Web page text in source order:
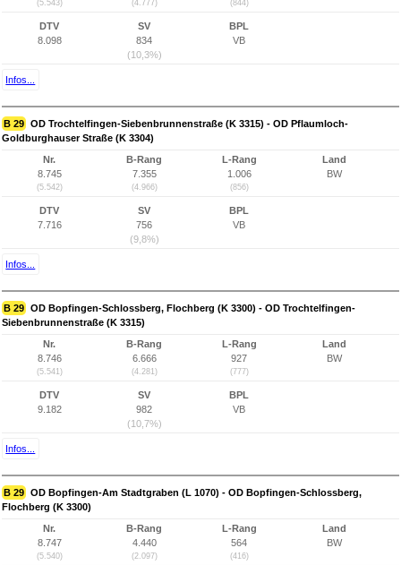
(5.543) (4.777) (844)
DTV
8.098
SV
834
(10,3%)
BPL
VB
Infos...
B 29 OD Trochtelfingen-Siebenbrunnenstraße (K 3315) - OD Pflaumloch-
Goldburghauser Straße (K 3304)
Nr.
8.745
(5.542)
B-Rang
7.355
(4.966)
L-Rang
1.006
(856)
Land
BW
DTV
7.716
SV
756
(9,8%)
BPL
VB
Infos...
B 29 OD Bopfingen-Schlossberg, Flochberg (K 3300) - OD Trochtelfingen-
Siebenbrunnenstraße (K 3315)
Nr.
8.746
(5.541)
B-Rang
6.666
(4.281)
L-Rang
927
(777)
Land
BW
DTV
9.182
SV
982
(10,7%)
BPL
VB
Infos...
B 29 OD Bopfingen-Am Stadtgraben (L 1070) - OD Bopfingen-Schlossberg,
Flochberg (K 3300)
Nr.
8.747
(5.540)
B-Rang
4.440
(2.097)
L-Rang
564
(416)
Land
BW